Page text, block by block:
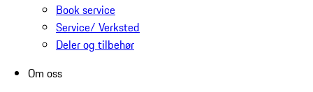
Book service
Service/ Verksted
Deler og tilbehør
Om oss